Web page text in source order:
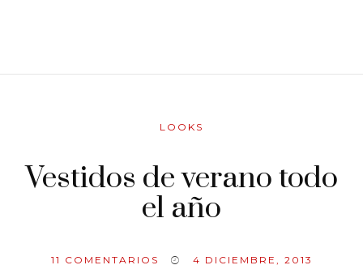
LOOKS
Vestidos de verano todo
el año
11 COMENTARIOS 4 DICIEMBRE, 2013